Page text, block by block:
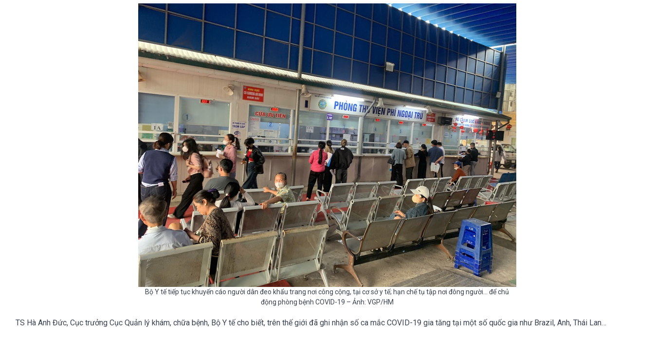
Bộ Y tế tiếp tục khuyến cáo người dân đeo khẩu trang nơi công cộng, tại cơ sở y tế; hạn chế tụ tập nơi đông người… để chủ
động phòng bệnh COVID-19 – Ảnh: VGP/HM
TS Hà Anh Đức, Cục trưởng Cục Quản lý khám, chữa bệnh, Bộ Y tế cho biết, trên thế giới đã ghi nhận số ca mắc COVID-19 gia tăng tại một số quốc gia như Brazil, Anh, Thái Lan…